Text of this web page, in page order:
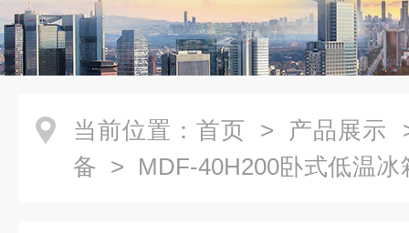
当前位置： 首页 > 产品展示
备 > MDF-40H200卧式低温